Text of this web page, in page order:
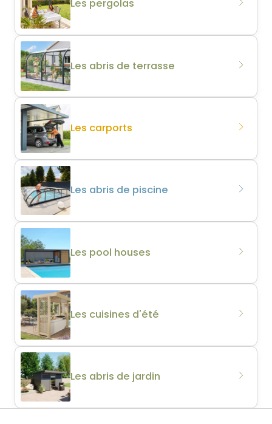
Les pergolas
Les abris de terrasse
Les carports
Les abris de piscine
Les pool houses
Les cuisines d'été
Les abris de jardin